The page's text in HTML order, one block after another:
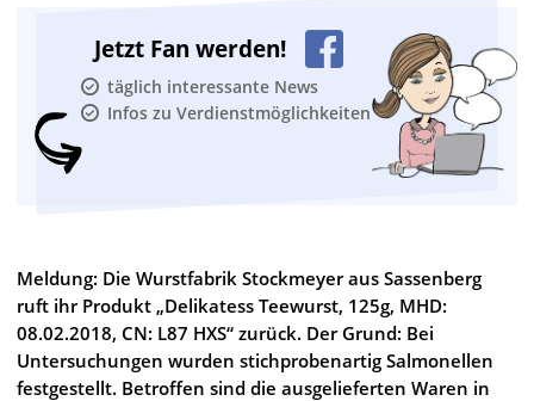
Jetzt Fan werden!
täglich interessante News
Infos zu Verdienstmöglichkeiten
Meldung: Die Wurstfabrik Stockmeyer aus Sassenberg
ruft ihr Produkt „Delikatess Teewurst, 125g, MHD:
08.02.2018, CN: L87 HXS“ zurück. Der Grund: Bei
Untersuchungen wurden stichprobenartig Salmonellen
festgestellt. Betroffen sind die ausgelieferten Waren in